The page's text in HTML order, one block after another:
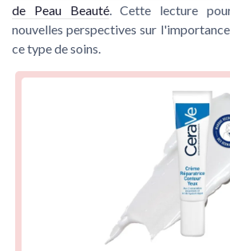
de Peau Beauté. Cette lecture
nouvelles perspectives sur
ce type de soins.